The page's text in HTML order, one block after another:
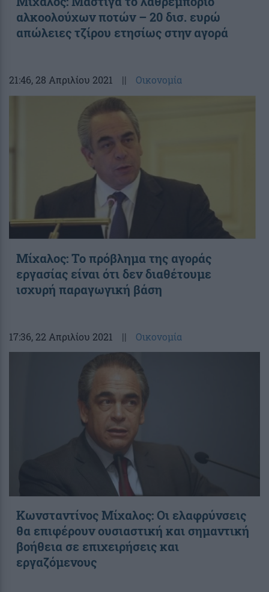
αλκοολούχων ποτών – 20 δισ. ευρώ
απώλειες τζίρου ετησίως στην αγορά
21:46, 28 Απριλίου 2021 || Οικονομία
Μίχαλος: Το πρόβλημα της αγοράς
εργασίας είναι ότι δεν διαθέτουμε
ισχυρή παραγωγική βάση
17:36, 22 Απριλίου 2021 || Οικονομία
Κωνσταντίνος Μίχαλος: Οι ελαφρύνσεις
θα επιφέρουν ουσιαστική και σημαντική
βοήθεια σε επιχειρήσεις και
εργαζόμενους